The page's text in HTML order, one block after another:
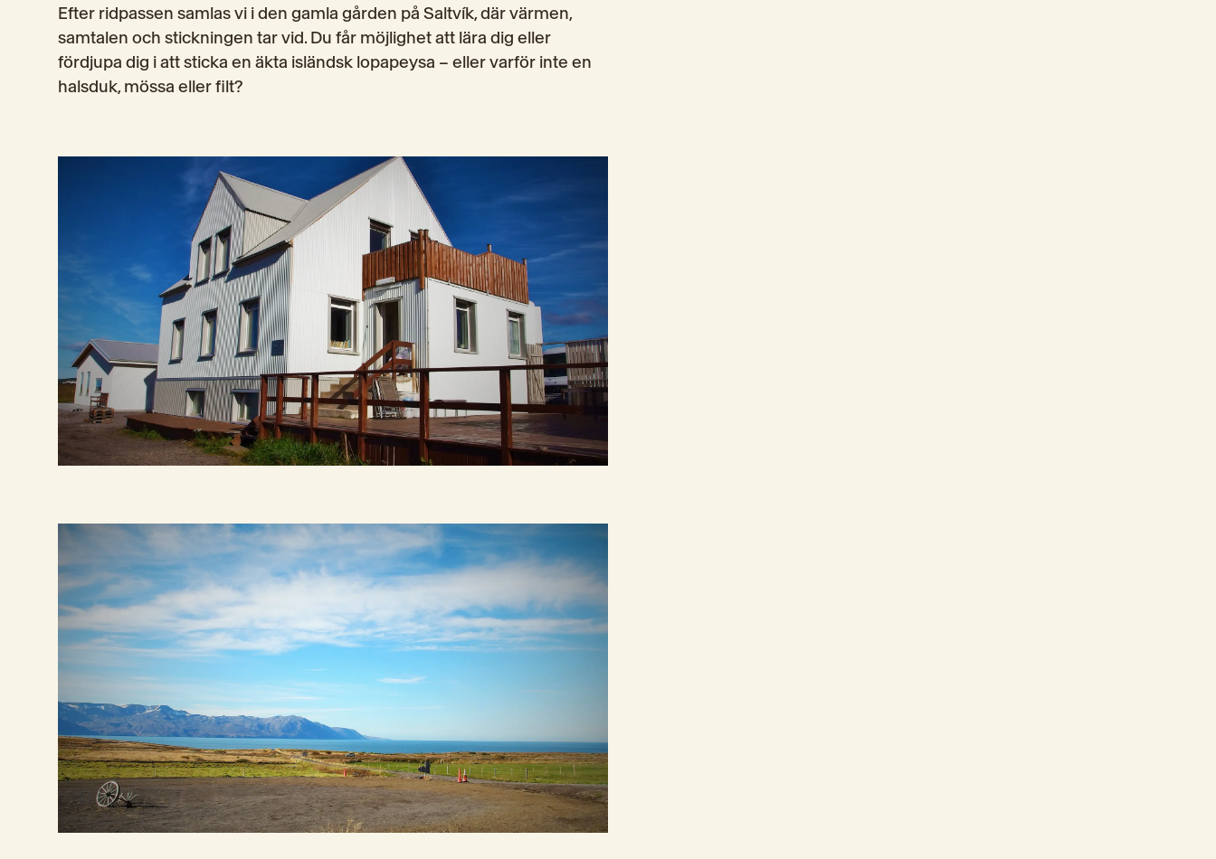
Efter ridpassen samlas vi i den gamla gården på Saltvík, där värmen,
samtalen och stickningen tar vid. Du får möjlighet att lära dig eller
fördjupa dig i att sticka en äkta isländsk lopapeysa – eller varför inte en
halsduk, mössa eller filt?